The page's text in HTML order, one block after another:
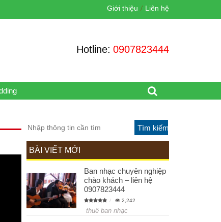
Giới thiệu Liên hệ
Hotline: 0907823444
BÀI VIẾT MỚI
Ban nhạc chuyên nghiệp
chào khách – liên hệ
0907823444
2,242
thuê ban nhạc